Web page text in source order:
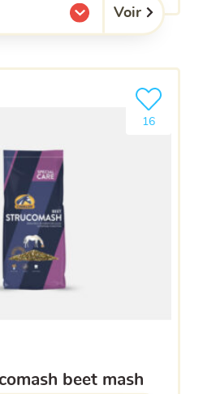
listes. Voir
beet mash
16
Ajouter le